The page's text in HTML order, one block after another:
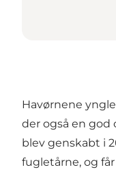
Havørnene
der også en god
blev genskabt i
fugletårne, og